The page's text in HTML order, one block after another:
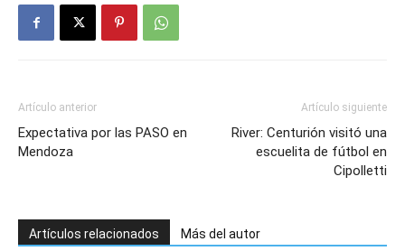
Artículo anterior
Expectativa por las PASO en
Mendoza
Artículo siguiente
River: Centurión visitó una
escuelita de fútbol en
Cipolletti
Artículos relacionados Más del autor